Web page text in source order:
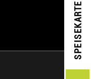
SPEISEKARTE